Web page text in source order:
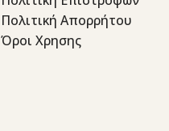
Πολιτική Απορρήτου
Όροι Χρησης